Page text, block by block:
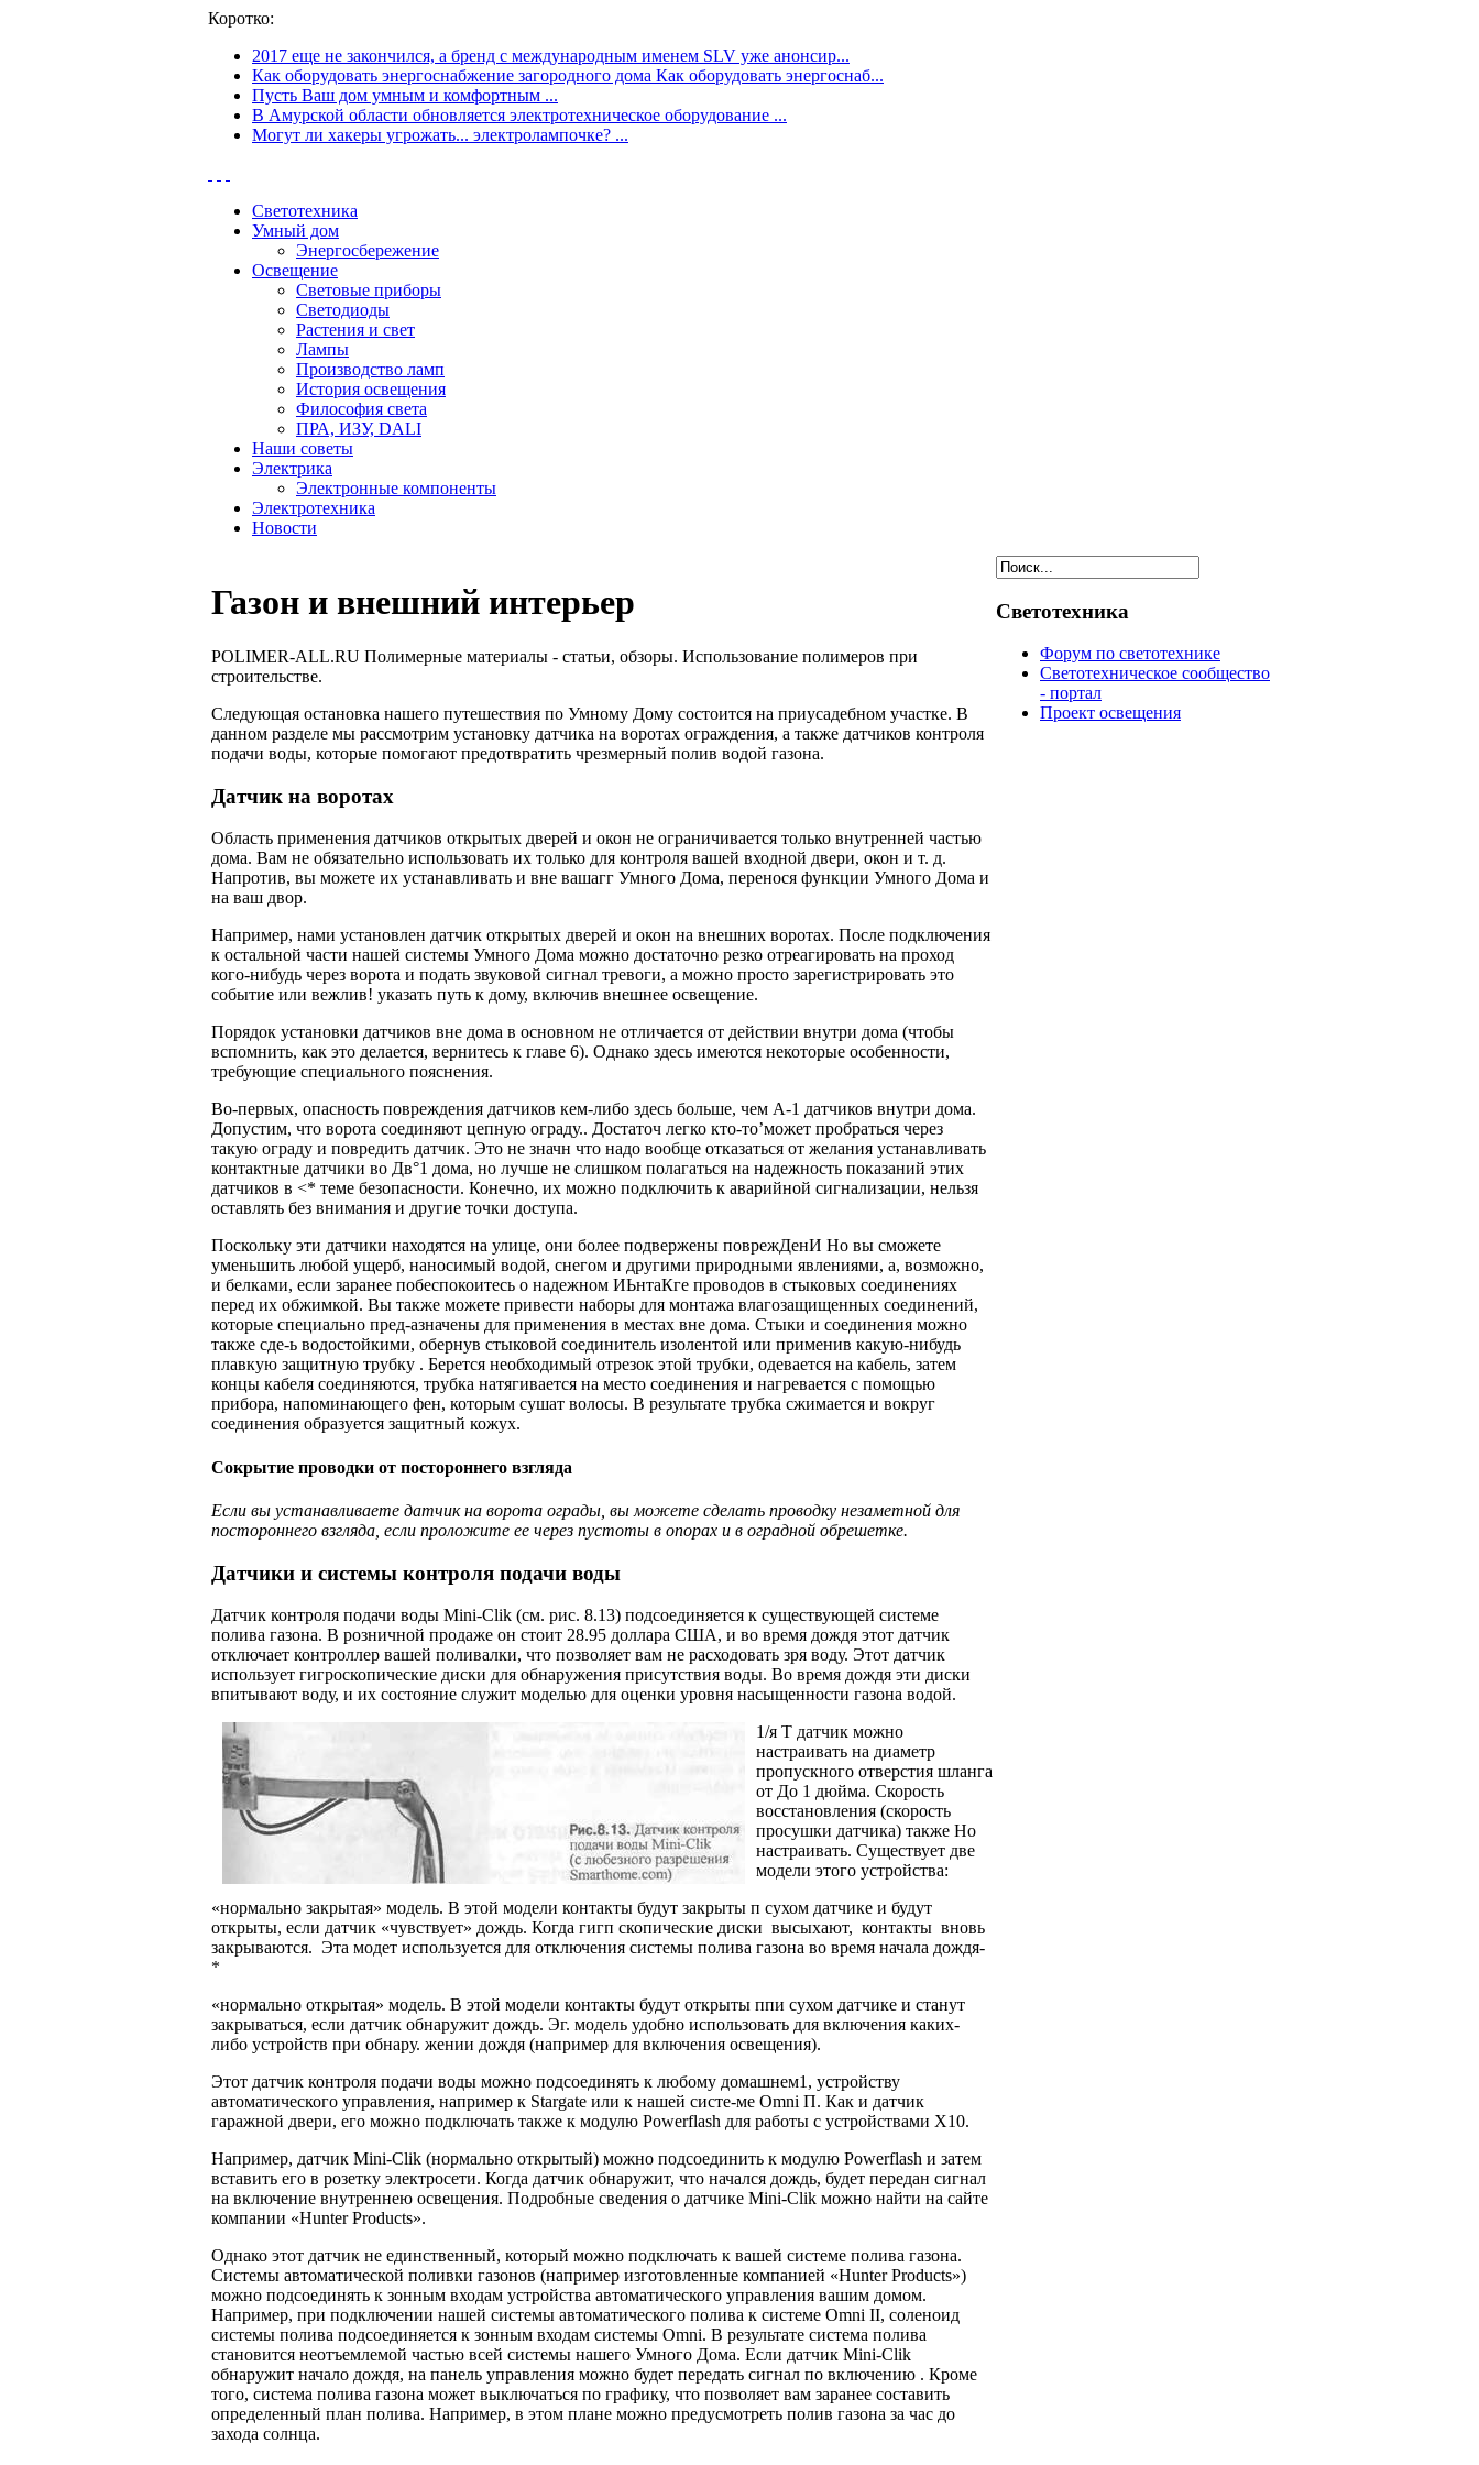
Коротко:
2017 еще не закончился, а бренд с международным именем SLV уже анонсир...
Как оборудовать энергоснабжение загородного дома Как оборудовать энергоснаб...
Пусть Ваш дом умным и комфортным ...
В Амурской области обновляется электротехническое оборудование ...
Могут ли хакеры угрожать... электролампочке? ...
Светотехника
Умный дом
Энергосбережение
Освещение
Световые приборы
Светодиоды
Растения и свет
Лампы
Производство ламп
История освещения
Философия света
ПРА, ИЗУ, DALI
Наши советы
Электрика
Электронные компоненты
Электротехника
Новости
Газон и внешний интерьер
POLIMER-ALL.RU Полимерные материалы - статьи, обзоры. Использование полимеров при
строительстве.
Следующая остановка нашего путешествия по Умному Дому состоится на при­усадебном участке. В
данном разделе мы рассмотрим установку датчика на воро­тах ограждения, а также датчиков контроля
подачи воды, которые помогают пре­дотвратить чрезмерный полив водой газона.
Датчик на воротах
Область применения датчиков открытых дверей и окон не ограничивается только внутренней частью
дома. Вам не обязательно использовать их только для контроля вашей входной двери, окон и т. д.
Напротив, вы можете их устанавливать и вне вашагг Умного Дома, перенося функции Умного Дома и
на ваш двор.
Например, нами установлен датчик открытых дверей и окон на внешних воро­тах. После подключения
к остальной части нашей системы Умного Дома можно достаточно резко отреагировать на проход
кого-нибудь через ворота и подать зву­ковой сигнал тревоги, а можно просто зарегистрировать это
событие или вежлив! указать путь к дому, включив внешнее освещение.
Порядок установки датчиков вне дома в основном не отличается от действии внутри дома (чтобы
вспомнить, как это делается, вернитесь к главе 6). Однако здесь имеются некоторые особенности,
требующие специального пояснения.
Во-первых, опасность повреждения датчиков кем-либо здесь больше, чем А-1 датчиков внутри дома.
Допустим, что ворота соединяют цепную ограду.. Достаточ легко кто-то’может пробраться через
такую ограду и повредить датчик. Это не значн что надо вообще отказаться от желания устанавливать
контактные датчики во Дв°1 дома, но лучше не слишком полагаться на надежность показаний этих
датчиков в <* теме безопасности. Конечно, их можно подключить к аварийной сигнализации, нельзя
оставлять без внимания и другие точки доступа.
Поскольку эти датчики находятся на улице, они более подвержены поврежДенИ Но вы сможете
уменьшить любой ущерб, наносимый водой, снегом и другими природными явлениями, а, возможно,
и белками, если заранее побеспокоитесь о надежном ИЬнтаКге проводов в стыковых соединениях
перед их обжимкой. Вы также можете при­вести наборы для монтажа влагозащищенных соединений,
которые специально пред-азначены для применения в местах вне дома. Стыки и соединения можно
также сде-ь водостойкими, обернув стыковой соединитель изолентой или применив какую-нибудь
плавкую защитную трубку . Берется необходимый отрезок этой трубки, одевает­ся на кабель, затем
концы кабеля соединяются, трубка натягивается на место соедине­ния и нагревается с помощью
прибора, напоминающего фен, которым сушат волосы. В результате трубка сжимается и вокруг
соединения образуется защитный кожух.
Сокрытие проводки от постороннего взгляда
Если вы устанавливаете датчик на ворота ограды, вы можете сделать проводку незаметной для
постороннего взгляда, если проложите ее через пустоты в опорах и в оградной обрешетке.
Датчики и системы контроля подачи воды
Датчик контроля подачи воды Mini-Clik (см. рис. 8.13) подсоединяется к сущест­вующей системе
полива газона. В розничной продаже он стоит 28.95 доллара США, и во время дождя этот датчик
отключает контроллер вашей поливалки, что позво­ляет вам не расходовать зря воду. Этот датчик
использует гигроскопические диски для обнаружения присутствия воды. Во время дождя эти диски
впитывают воду, и их состояние служит моделью для оценки уровня насыщенности газона водой.
1/я Т датчик можно
настраивать на диаметр
пропускного отверстия шланга
от До 1 дюйма. Скорость
восстановления (скорость
просушки датчика) также Но
настраивать. Существует две
модели этого устройства:
«нормально закрытая» модель. В этой модели контакты будут закрыты п сухом датчике и будут
открыты, если датчик «чувствует» дождь. Когда гигп скопические диски высыхают, контакты вновь
закрываются. Эта модет используется для отключения системы полива газона во время начала дождя-
*
«нормально открытая» модель. В этой модели контакты будут открыты ппи сухом датчике и станут
закрываться, если датчик обнаружит дождь. Эг. модель удобно использовать для включения каких-
либо устройств при обнару. жении дождя (например для включения освещения).
Этот датчик контроля подачи воды можно подсоединять к любому домашнем1, устройству
автоматического управления, например к Stargate или к нашей систе-ме Omni П. Как и датчик
гаражной двери, его можно подключать также к модулю Powerflash для работы с устройствами Х10.
Например, датчик Mini-Clik (нормально открытый) можно подсоединить к модулю Powerflash и затем
вставить его в розетку электросети. Когда датчик обнаружит, что начался дождь, будет передан сигнал
на включение внутреннею освещения. Подробные сведения о датчике Mini-Clik можно найти на сайте
компании «Hunter Products».
Однако этот датчик не единственный, который можно подключать к вашей сис­теме полива газона.
Системы автоматической поливки газонов (например изго­товленные компанией «Hunter Products»)
можно подсоединять к зонным входам устройства автоматического управления вашим домом.
Например, при подключе­нии нашей системы автоматического полива к системе Omni II, соленоид
системы полива подсоединяется к зонным входам системы Omni. В результате система полива
становится неотъемлемой частью всей системы нашего Умного Дома. Если датчик Mini-Clik
обнаружит начало дождя, на панель управления можно будет передать сигнал по включению . Кроме
того, система полива газона может выключаться по графику, что позволяет вам заранее составить
определенный план полива. Например, в этом плане можно предусмотреть полив газона за час до
захода солнца.
Светотехника
Форум по светотехнике
Светотехническое сообщество
- портал
Проект освещения